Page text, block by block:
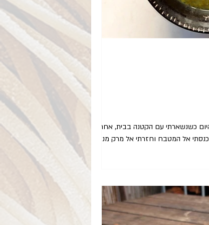
כשנשארתי עם הקטנה בבית, אחרי
אל המטבח וחזרתי אל מרק מנצח